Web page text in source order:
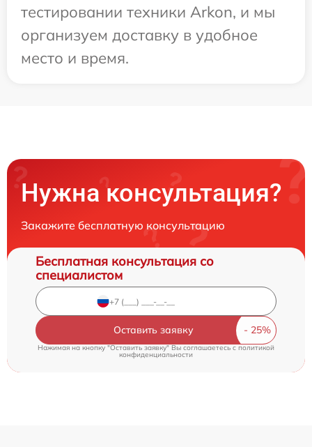
тестировании техники Arkon, и мы
организуем доставку в удобное
место и время.
Нужна консультация?
Закажите бесплатную консультацию
Бесплатная консультация со
специалистом
Оставить заявку
Нажимая на кнопку "Оставить заявку" Вы соглашаетесь c политикой
конфиденциальности